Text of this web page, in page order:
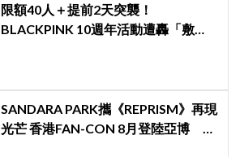
限額40人＋提前2天突襲！
BLACKPINK 10週年活動遭轟「敷
SANDARA PARK攜《REPRISM》再現
光芒 香港FAN-CON 8月登陸亞博 用